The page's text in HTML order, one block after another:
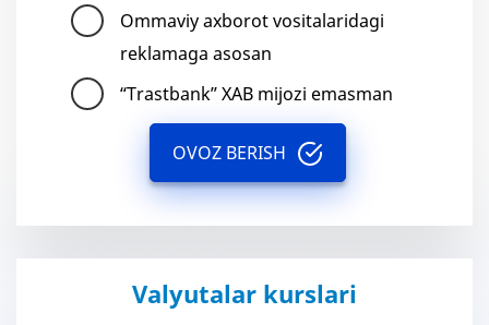
Ommaviy axborot vositalaridagi
reklamaga asosan
“Trastbank” XAB mijozi emasman
OVOZ BERISH
Valyutalar kurslari